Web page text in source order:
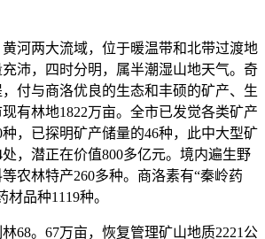
两大流域，位于暖温带和北带过渡地
沛，四时分明，属半潮湿山地天气。奇
付与商洛优良的生态和丰硕的矿产、生
有林地1822万亩。全市已发觉各类矿产
，已探明矿产储量的46种，此中大型矿
，潜正在价值800多亿元。境内遍生野
农林特产260多种。商洛素有“秦岭药
品种1119种。
。67万亩，恢复管理矿山地质2221公